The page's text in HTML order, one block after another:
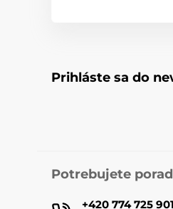
Prihláste sa do
Potrebujete
+420 774 725 901